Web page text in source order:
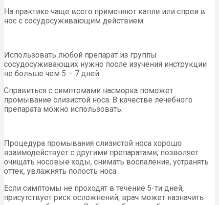
На практике чаще всего применяют капли или спреи в
нос с сосудосуживающим действием:
Использовать любой препарат из группы
сосудосуживающих нужно после изучения инструкции
не больше чем 5 – 7 дней.
Справиться с симптомами насморка поможет
промывание слизистой носа. В качестве лечебного
препарата можно использовать:
Процедура промывания слизистой носа хорошо
взаимодействует с другими препаратами, позволяет
очищать носовые ходы, снимать воспаление, устранять
оттек, увлажнять полость носа.
Если симптомы не проходят в течение 5-ти дней,
присутствует риск осложнений, врач может назначить